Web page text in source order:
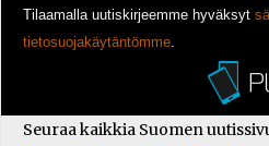
Tilaamalla uutiskirjeemme hyväksyt
tietosuojakäytäntömme
Seuraa kaikkia Suomen